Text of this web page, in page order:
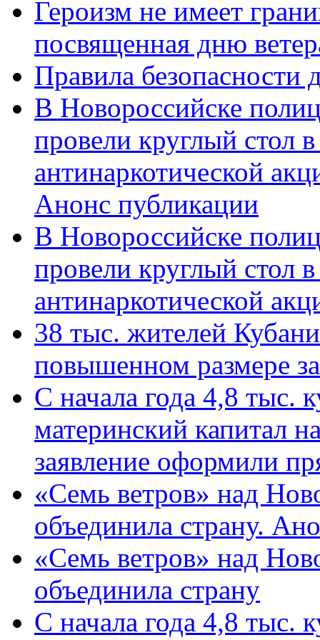
Героизм не имеет
посвященная дню
Правила безопасности
В Новороссийске
провели круглый стол
антинаркотической
Анонс публикации
В Новороссийске
провели круглый стол
антинаркотической
38 тыс. жителей
повышенном размере
С начала года 4,8 тыс.
материнский капитал
заявление оформили
«Семь ветров» над
объединила страну.
«Семь ветров» над
объединила страну
С начала года 4,8 тыс.